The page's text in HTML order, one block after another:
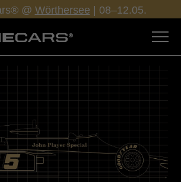
@ Wörthersee | 08–12.05.